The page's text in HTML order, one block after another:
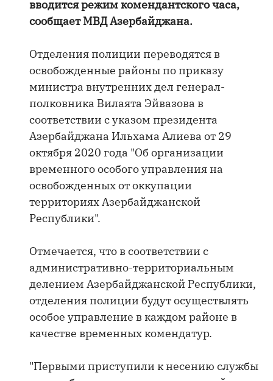
вводится режим комендантского часа,
сообщает МВД Азербайджана.
Отделения полиции переводятся в
освобожденные районы по приказу
министра внутренних дел генерал-
полковника Вилаята Эйвазова в
соответствии с указом президента
Азербайджана Ильхама Алиева от 29
октября 2020 года "Об организации
временного особого управления на
освобожденных от оккупации
территориях Азербайджанской
Республики".
Отмечается, что в соответствии с
административно-территориальным
делением Азербайджанской Республики,
отделения полиции будут осуществлять
особое управление в каждом районе в
качестве временных комендатур.
"Первыми приступили к несению службы